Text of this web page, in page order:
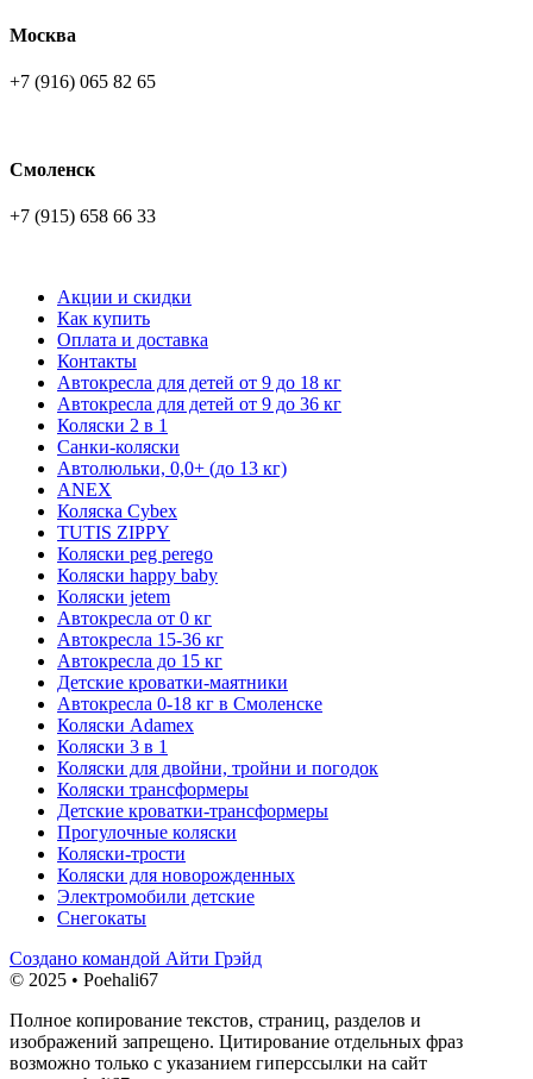
Москва
+7 (916) 065 82 65
Смоленск
+7 (915) 658 66 33
Акции и скидки
Как купить
Оплата и доставка
Контакты
Автокресла для детей от 9 до 18 кг
Автокресла для детей от 9 до 36 кг
Коляски 2 в 1
Санки-коляски
Автолюльки, 0,0+ (до 13 кг)
ANEX
Коляска Cybex
TUTIS ZIPPY
Коляски peg perego
Коляски happy baby
Коляски jetem
Автокресла от 0 кг
Автокресла 15-36 кг
Автокресла до 15 кг
Детские кроватки-маятники
Автокресла 0-18 кг в Смоленске
Коляски Adamex
Коляски 3 в 1
Коляски для двойни, тройни и погодок
Коляски трансформеры
Детские кроватки-трансформеры
Прогулочные коляски
Коляски-трости
Коляски для новорожденных
Электромобили детские
Снегокаты
Создано командой Айти Грэйд
© 2025 • Poehali67
Полное копирование текстов, страниц, разделов и
изображений запрещено. Цитирование отдельных фраз
возможно только с указанием гиперссылки на сайт